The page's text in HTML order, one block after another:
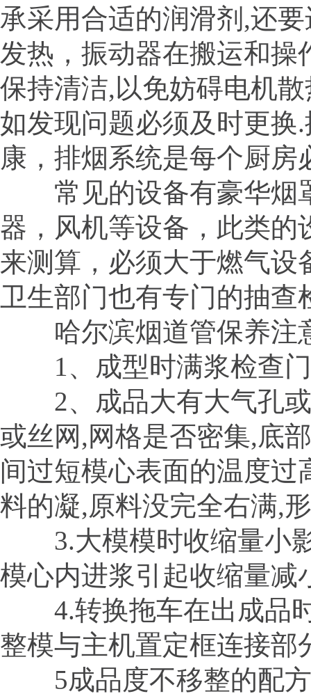
承采用合适的润滑剂,还
发热，振动器在搬运和操
保持清洁,以免妨碍电机
如发现问题必须及时更换
康，排烟系统是每个厨房
常见的设备有豪华烟
器，风机等设备，此类的
来测算，必须大于燃气设
卫生部门也有专门的抽查
哈尔滨烟道管保养注
1、成型时满浆检查门
2、成品大有大气孔或
或丝网,网格是否密集,底
间过短模心表面的温度过
料的凝,原料没完全右满,
3.大模模时收缩量小影
模心内进浆引起收缩量减
4.转换拖车在出成品时
整模与主机置定框连接部
5成品度不移整的配方